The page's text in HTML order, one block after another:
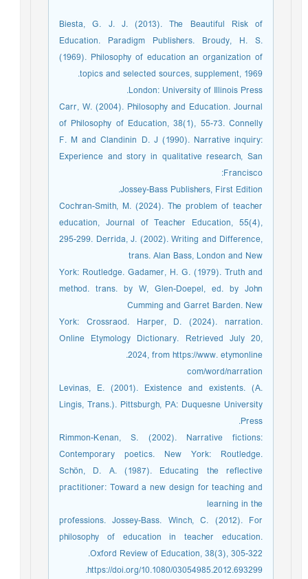
Biesta, G. J. J. (2013). The Beautiful Risk of
Education. Paradigm Publishers. Broudy, H. S.
(1969). Philosophy of education an organization of
topics and selected sources, supplement, 1969.
London: University of Illinois Press.
Carr, W. (2004). Philosophy and Education. Journal
of Philosophy of Education, 38(1), 55-73. Connelly
F. M and Clandinin D. J (1990). Narrative inquiry:
Experience and story in qualitative research, San
Francisco:
Jossey-Bass Publishers, First Edition.
Cochran-Smith, M. (2024). The problem of teacher
education, Journal of Teacher Education, 55(4),
295-299. Derrida, J. (2002). Writing and Difference,
trans. Alan Bass, London and New
York: Routledge. Gadamer, H. G. (1979). Truth and
method. trans. by W, Glen-Doepel, ed. by John
Cumming and Garret Barden. New
York: Crossraod. Harper, D. (2024). narration.
Online Etymology Dictionary. Retrieved July 20,
2024, from https://www. etymonline.
com/word/narration
Levinas, E. (2001). Existence and existents. (A.
Lingis, Trans.). Pittsburgh, PA: Duquesne University
Press.
Rimmon-Kenan, S. (2002). Narrative fictions:
Contemporary poetics. New York: Routledge.
Schön, D. A. (1987). Educating the reflective
practitioner: Toward a new design for teaching and
learning in the
professions. Jossey-Bass. Winch, C. (2012). For
philosophy of education in teacher education.
Oxford Review of Education, 38(3), 305-322.
https://doi.org/10.1080/03054985.2012.693299.